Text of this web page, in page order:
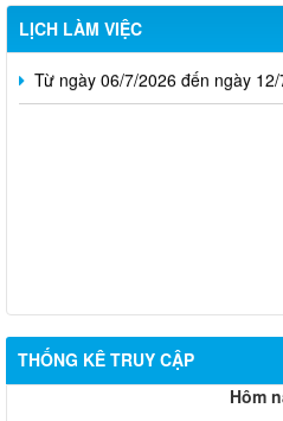
LỊCH LÀM VIỆC
Từ ngày 13/7/2026 đến ngày
Từ ngày 06/7/2026 đến ngày
THỐNG KÊ TRUY CẬP
Hôm
Thông báo về việc tuyển dụng
Thông báo tuyển chọn tổ chức